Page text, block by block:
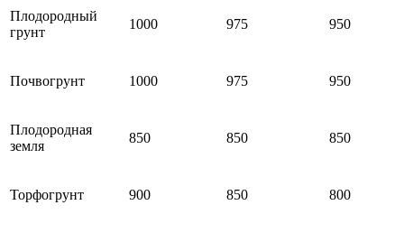
Плодородный
грунт
1000 975 950
Почвогрунт 1000 975 950
Плодородная
земля
850 850 850
Торфогрунт 900 850 800